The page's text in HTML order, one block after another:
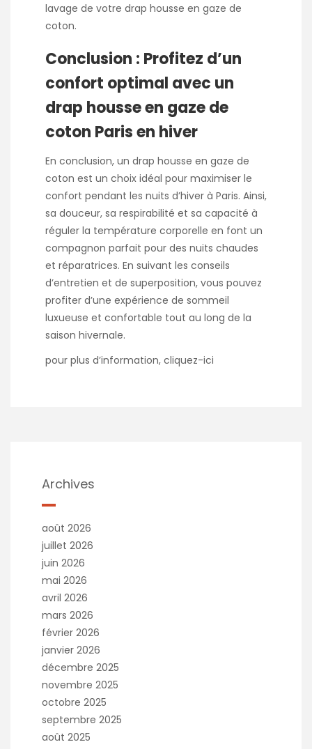
lavage de votre drap housse en gaze de
coton.
Conclusion : Profitez d’un
confort optimal avec un
drap housse en gaze de
coton Paris en hiver
En conclusion, un drap housse en gaze de
coton est un choix idéal pour maximiser le
confort pendant les nuits d’hiver à Paris. Ainsi,
sa douceur, sa respirabilité et sa capacité à
réguler la température corporelle en font un
compagnon parfait pour des nuits chaudes
et réparatrices. En suivant les conseils
d’entretien et de superposition, vous pouvez
profiter d’une expérience de sommeil
luxueuse et confortable tout au long de la
saison hivernale.
pour plus d’information, cliquez-ici
Archives
août 2026
juillet 2026
juin 2026
mai 2026
avril 2026
mars 2026
février 2026
janvier 2026
décembre 2025
novembre 2025
octobre 2025
septembre 2025
août 2025